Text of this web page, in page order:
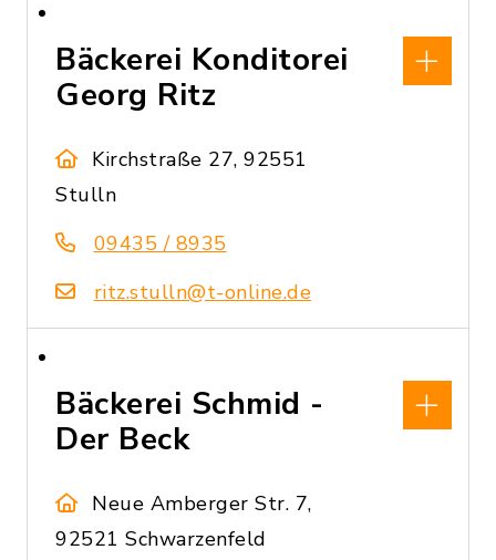
Bäckerei Konditorei
Georg Ritz
Kirchstraße 27, 92551
Stulln
09435 / 8935
ritz.stulln@t-online.de
Bäckerei Schmid -
Der Beck
Neue Amberger Str. 7,
92521 Schwarzenfeld